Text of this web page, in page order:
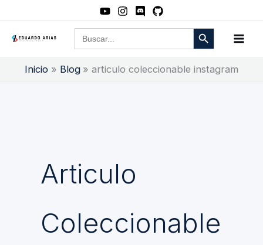
contenido
Buscar: Botón de búsqueda
Inicio Blog articulo coleccionable instagram
Articulo
Coleccionable